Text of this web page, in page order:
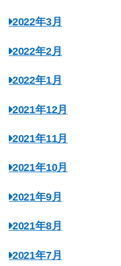
2022年3月
2022年2月
2022年1月
2021年12月
2021年11月
2021年10月
2021年9月
2021年8月
2021年7月